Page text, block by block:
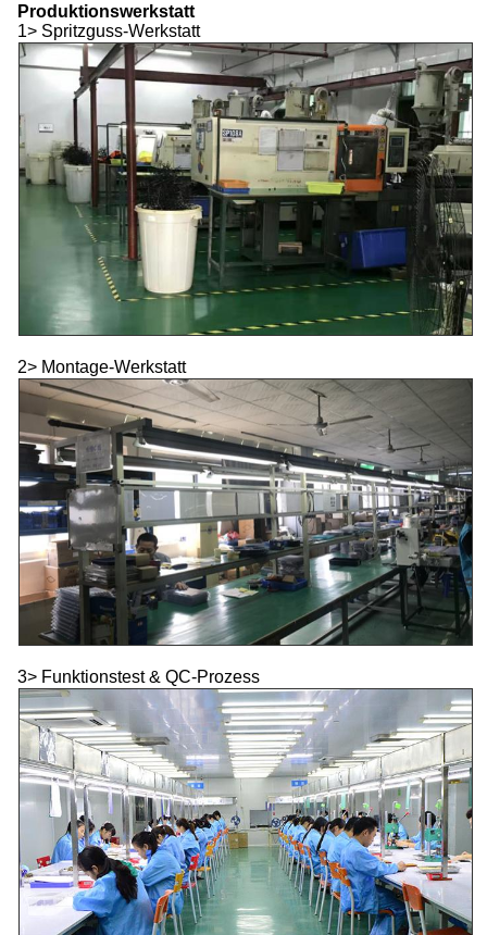
Produktionswerkstatt
1> Spritzguss-Werkstatt
2> Montage-Werkstatt
3> Funktionstest & QC-Prozess